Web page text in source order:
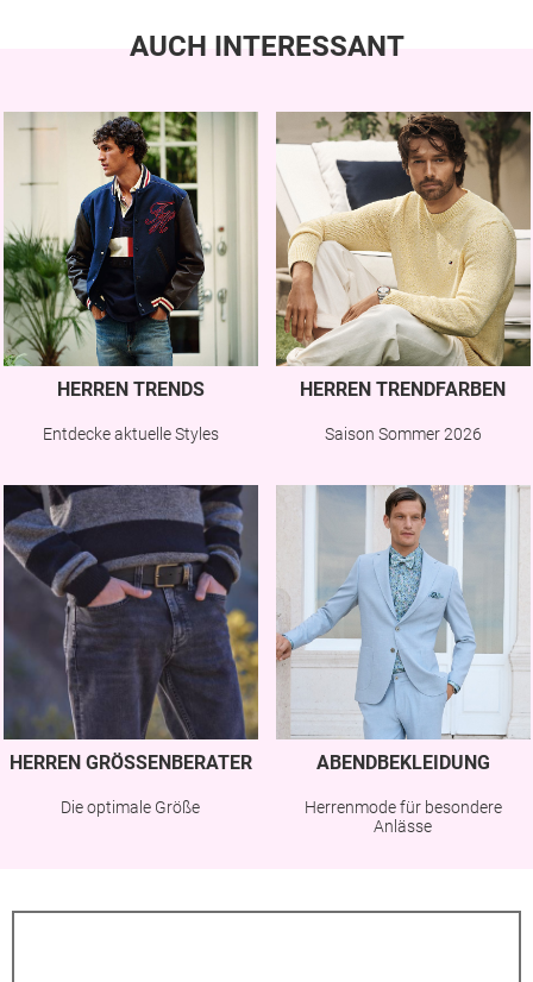
AUCH INTERESSANT
HERREN TRENDS
Entdecke aktuelle Styles
HERREN TRENDFARBEN
Saison Sommer 2026
HERREN GRÖSSENBERATER
Die optimale Größe
ABENDBEKLEIDUNG
Herrenmode für besondere
Anlässe